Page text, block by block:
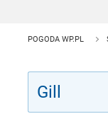
POGODA WP.PL